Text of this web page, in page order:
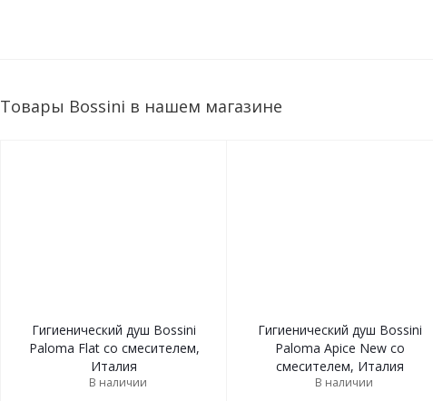
Товары Bossini в нашем магазине
Гигиенический душ Bossini
Paloma Flat со смесителем,
Италия
В наличии
Гигиенический душ Bossini
Paloma Apice New со
смесителем, Италия
В наличии